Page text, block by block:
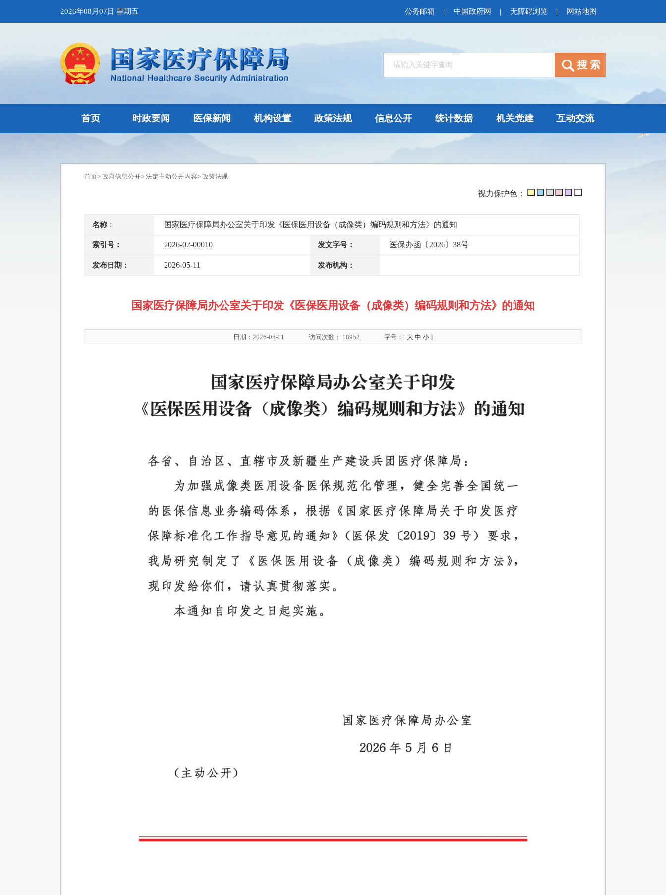
2026年08月07日 星期五 公务邮箱 | 中国政府网 | 无障碍浏览 | 网站地图
首页 时政要闻 医保新闻 机构设置 政策法规 信息公开 统计数据 机关党建 互动交流
首页> 政府信息公开> 法定主动公开内容> 政策法规
视力保护色：
名称： 国家医疗保障局办公室关于印发《医保医用设备（成像类）编码规则和方法》的通知
索引号： 2026-02-00010 发文字号： 医保办函〔2026〕38号
发布日期： 2026-05-11 发布机构：
国家医疗保障局办公室关于印发《医保医用设备（成像类）编码规则和方法》的通知
日期：2026-05-11 访问次数： 18952 字号：[ 大 中 小]